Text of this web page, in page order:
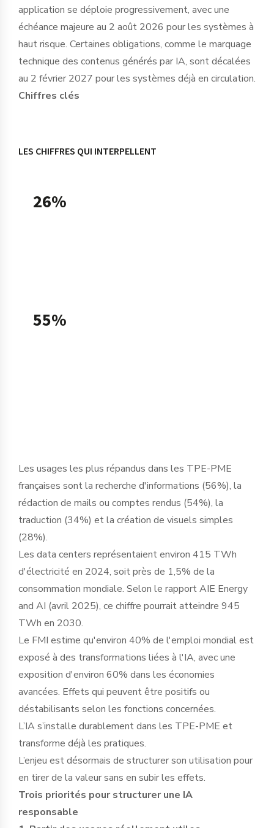
application se déploie progressivement, avec une
échéance majeure au 2 août 2026 pour les systèmes à
haut risque. Certaines obligations, comme le marquage
technique des contenus générés par IA, sont décalées
au 2 février 2027 pour les systèmes déjà en circulation.
Chiffres clés
LES CHIFFRES QUI INTERPELLENT
26%
55%
Les usages les plus répandus dans les TPE-PME
françaises sont la recherche d'informations (56%), la
rédaction de mails ou comptes rendus (54%), la
traduction (34%) et la création de visuels simples
(28%).
Les data centers représentaient environ 415 TWh
d'électricité en 2024, soit près de 1,5% de la
consommation mondiale. Selon le rapport AIE Energy
and AI (avril 2025), ce chiffre pourrait atteindre 945
TWh en 2030.
Le FMI estime qu'environ 40% de l'emploi mondial est
exposé à des transformations liées à l'IA, avec une
exposition d'environ 60% dans les économies
avancées. Effets qui peuvent être positifs ou
déstabilisants selon les fonctions concernées.
L’IA s’installe durablement dans les TPE-PME et
transforme déjà les pratiques.
L’enjeu est désormais de structurer son utilisation pour
en tirer de la valeur sans en subir les effets.
Trois priorités pour structurer une IA
responsable